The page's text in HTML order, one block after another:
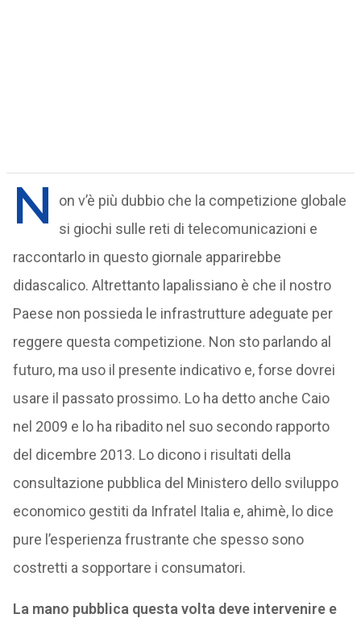
N
on v’è più dubbio che la competizione globale
si giochi sulle reti di telecomunicazioni e
raccontarlo in questo giornale apparirebbe
didascalico. Altrettanto lapalissiano è che il nostro
Paese non possieda le infrastrutture adeguate per
reggere questa competizione. Non sto parlando al
futuro, ma uso il presente indicativo e, forse dovrei
usare il passato prossimo. Lo ha detto anche Caio
nel 2009 e lo ha ribadito nel suo secondo rapporto
del dicembre 2013. Lo dicono i risultati della
consultazione pubblica del Ministero dello sviluppo
economico gestiti da Infratel Italia e, ahimè, lo dice
pure l’esperienza frustrante che spesso sono
costretti a sopportare i consumatori.
La mano pubblica questa volta deve intervenire e